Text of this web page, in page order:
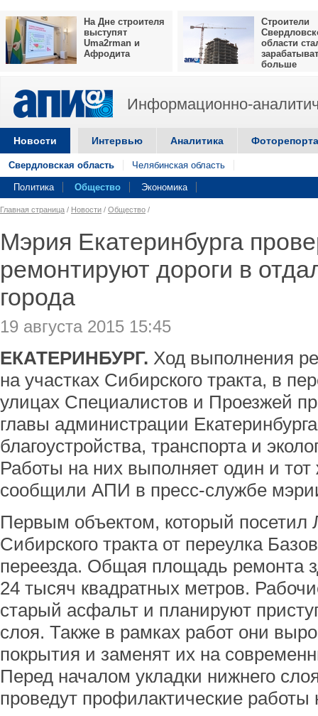
На Дне строителя
выступят
Uma2rman и
Афродита
Строители
области
больше
Информационно-
Новости Интервью Аналитика
Свердловская область Челябинская область
Политика Общество Экономика
Главная страница / Новости / Общество /
Мэрия Екатеринбурга
ремонтируют дороги в
города
19 августа 2015 15:45
ЕКАТЕРИНБУРГ. Ход выполнения
на участках Сибирского тракта, в
улицах Специалистов и Проезжей
главы администрации
благоустройства, транспорта и
Работы на них выполняет один и
сообщили АПИ в пресс-службе
Первым объектом, который посетил
Сибирского тракта от переулка
переезда. Общая площадь ремонта
24 тысяч квадратных метров.
старый асфальт и планируют
слоя. Также в рамках работ они
покрытия и заменят их на
Перед началом укладки нижнего
проведут профилактические работы